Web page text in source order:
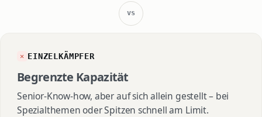
vs
✕ EINZELKÄMPFER
Begrenzte Kapazität
Senior-Know-how, aber auf sich allein gestellt – bei
Spezialthemen oder Spitzen schnell am Limit.